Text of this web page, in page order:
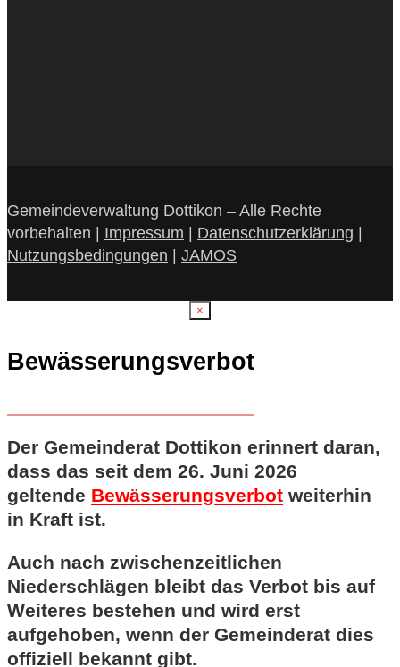
Gemeindeverwaltung Dottikon – Alle Rechte
vorbehalten | Impressum | Datenschutzerklärung |
Nutzungsbedingungen | JAMOS
×
Bewässerungsverbot
Der Gemeinderat Dottikon erinnert daran,
dass das seit dem 26. Juni 2026
geltende Bewässerungsverbot weiterhin
in Kraft ist.
Auch nach zwischenzeitlichen
Niederschlägen bleibt das Verbot bis auf
Weiteres bestehen und wird erst
aufgehoben, wenn der Gemeinderat dies
offiziell bekannt gibt.